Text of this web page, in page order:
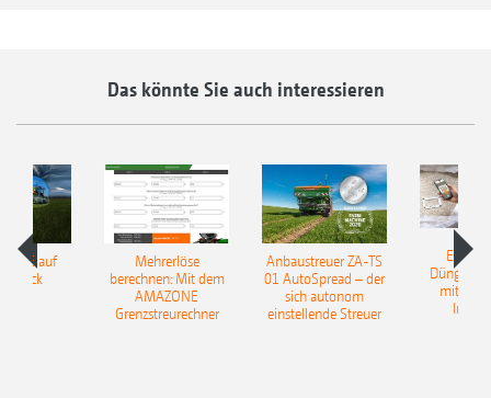
Das könnte Sie auch interessieren
auf
Mehrerlöse
berechnen: Mit dem
AMAZONE
Grenzstreurechner
Anbaustreuer ZA-TS
01 AutoSpread – der
sich autonom
einstellende Streuer
mit